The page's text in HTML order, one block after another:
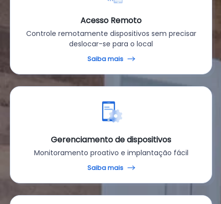
Acesso Remoto
Controle remotamente dispositivos sem precisar
deslocar-se para o local
Saiba mais
Gerenciamento de dispositivos
Monitoramento proativo e implantação fácil
Saiba mais